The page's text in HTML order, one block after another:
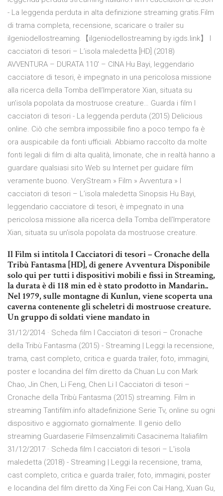
- La leggenda perduta in alta definizione streaming gratis.Film
di trama completa, recensione, scaricare o trailer su
ilgeniodellostreaming.【ilgeniodellostreaming by igds.link】 I
cacciatori di tesori – L’isola maledetta [HD] (2018)
AVVENTURA – DURATA 110′ – CINA Hu Bayi, leggendario
cacciatore di tesori, è impegnato in una pericolosa missione
alla ricerca della Tomba dell’Imperatore Xian, situata su
un’isola popolata da mostruose creature… Guarda i film I
cacciatori di tesori - La leggenda perduta (2015) Delicious
online. Ciò che sembra impossibile fino a poco tempo fa è
ora auspicabile da fonti ufficiali. Abbiamo raccolto da molte
fonti legali di film di alta qualità, limonate, che in realtà hanno a
guardare qualsiasi sito Web su Internet per guidare film
veramente buono. VeryStream » Film » Avventura » I
cacciatori di tesori – L’isola maledetta Sinopsis Hu Bayi,
leggendario cacciatore di tesori, è impegnato in una
pericolosa missione alla ricerca della Tomba dell'Imperatore
Xian, situata su un'isola popolata da mostruose creature.
Il Film si intitola I Cacciatori di tesori – Cronache della
Tribù Fantasma [HD], di genere Avventura Disponibile
solo qui per tutti i dispositivi mobili e fissi in Streaming,
la durata è di 118 min ed è stato prodotto in Mandarin..
Nel 1979, sulle montagne di Kunlun, viene scoperta una
caverna contenente gli scheletri di mostruose creature.
Un gruppo di soldati viene mandato in
31/12/2014 · Scheda film I Cacciatori di tesori – Cronache
della Tribù Fantasma (2015) - Streaming | Leggi la recensione,
trama, cast completo, critica e guarda trailer, foto, immagini,
poster e locandina del film diretto da Chuan Lu con Mark
Chao, Jin Chen, Li Feng, Chen Li I Cacciatori di tesori –
Cronache della Tribù Fantasma (2015) streaming. Film in
streaming Tantifilm.info altadefinizione Serie Tv, online su ogni
dispositivo e aggiornato giornalmente. Il genio dello
streaming Guardaserie Filmsenzalimiti Casacinema Italiafilm
31/12/2017 · Scheda film I cacciatori di tesori – L'isola
maledetta (2018) - Streaming | Leggi la recensione, trama,
cast completo, critica e guarda trailer, foto, immagini, poster
e locandina del film diretto da Xing Fei con Cai Hang, Xuan Gu,